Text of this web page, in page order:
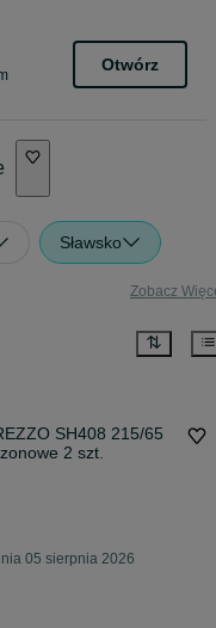
Otwórz
Sławsko
Zobacz
SH408 215/65
2 szt.
05 sierpnia 2026